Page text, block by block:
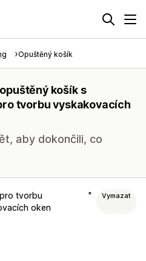
Opuštěný košík
košík s
tvorbu vyskakovacích
aby dokončili, co
tvorbu
oken
Vymazat